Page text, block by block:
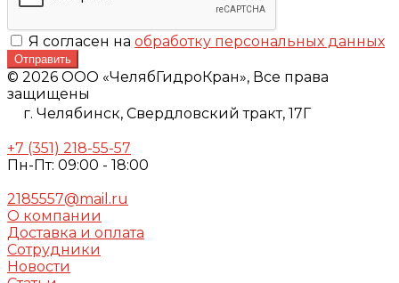
Я согласен на обработку персональных данных
Отправить
© 2026 ООО «ЧелябГидроКран», Все права
защищены
г. Челябинск, Свердловский тракт, 17Г
+7 (351) 218-55-57
Пн-Пт: 09:00 - 18:00
2185557@mail.ru
О компании
Доставка и оплата
Сотрудники
Новости